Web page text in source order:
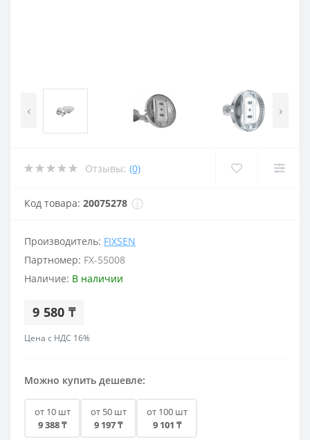
‹ ›
Отзывы: (0)
Код товара: 20075278
Производитель: FIXSEN
Партномер: FX-55008
Наличие: В наличии
9 580 ₸
Цена с НДС 16%
Можно купить дешевле:
от 10 шт
9 388 ₸
от 50 шт
9 197 ₸
от 100 шт
9 101 ₸